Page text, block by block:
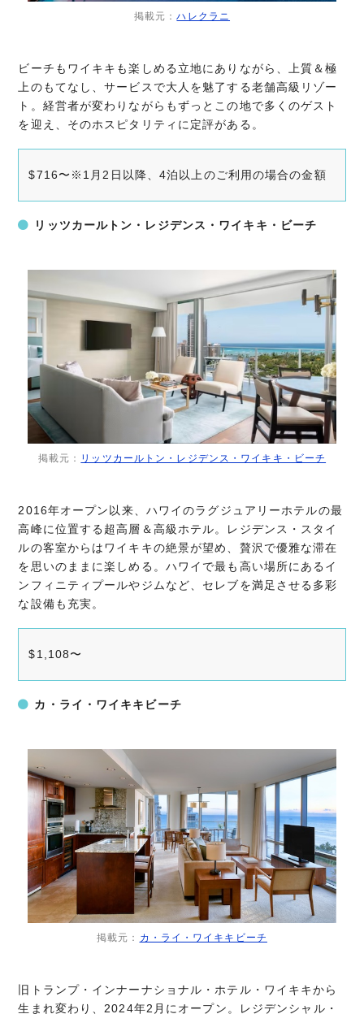
掲載元：ハレクラニ
ビーチもワイキキも楽しめる立地にありながら、上質＆極
上のもてなし、サービスで大人を魅了する老舗高級リゾー
ト。経営者が変わりながらもずっとこの地で多くのゲスト
を迎え、そのホスピタリティに定評がある。
$716〜※1月2日以降、4泊以上のご利用の場合の金額
リッツカールトン・レジデンス・ワイキキ・ビーチ
掲載元： リッツカールトン・レジデンス・ワイキキ・ビーチ
2016年オープン以来、ハワイのラグジュアリーホテルの最
高峰に位置する超高層＆高級ホテル。レジデンス・スタイ
ルの客室からはワイキキの絶景が望め、贅沢で優雅な滞在
を思いのままに楽しめる。ハワイで最も高い場所にあるイ
ンフィニティプールやジムなど、セレブを満足させる多彩
な設備も充実。
$1,108〜
カ・ライ・ワイキキビーチ
掲載元： カ・ライ・ワイキキビーチ
旧トランプ・インナーナショナル・ホテル・ワイキキから
生まれ変わり、2024年2月にオープン。レジデンシャル・